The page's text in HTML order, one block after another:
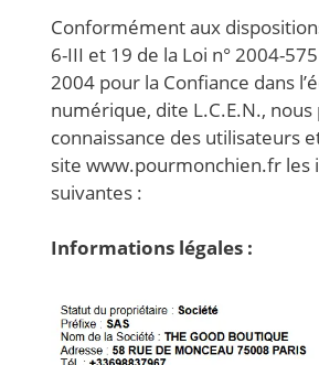
Conformément aux
6-III et 19 de la Loi n° 2004-
2004 pour la Confiance dans
numérique, dite L.C.E.N., nous
connaissance des utilisateurs
site www.pourmonchien.fr les
suivantes :
Informations légales :